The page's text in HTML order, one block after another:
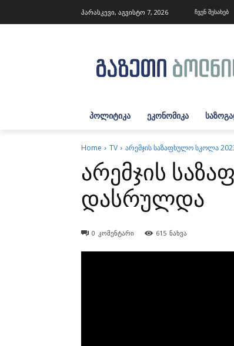
პარასკევი, აგვისტო 7, 2026 ჩვენ შესახებ
ᲞᲝᲚᲘᲢᲘᲙᲐ ᲔᲙᲝᲜᲝᲛᲘᲙᲐ
Home TV არემჯის საზაფხულო სკოლა
არემჯის
დასრულდა
0 კომენტარი 615 ნახვა